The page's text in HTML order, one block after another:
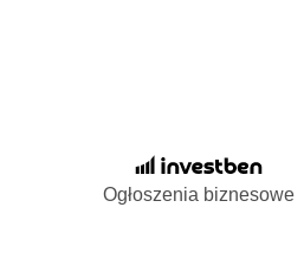
Ogłoszenia biznesowe